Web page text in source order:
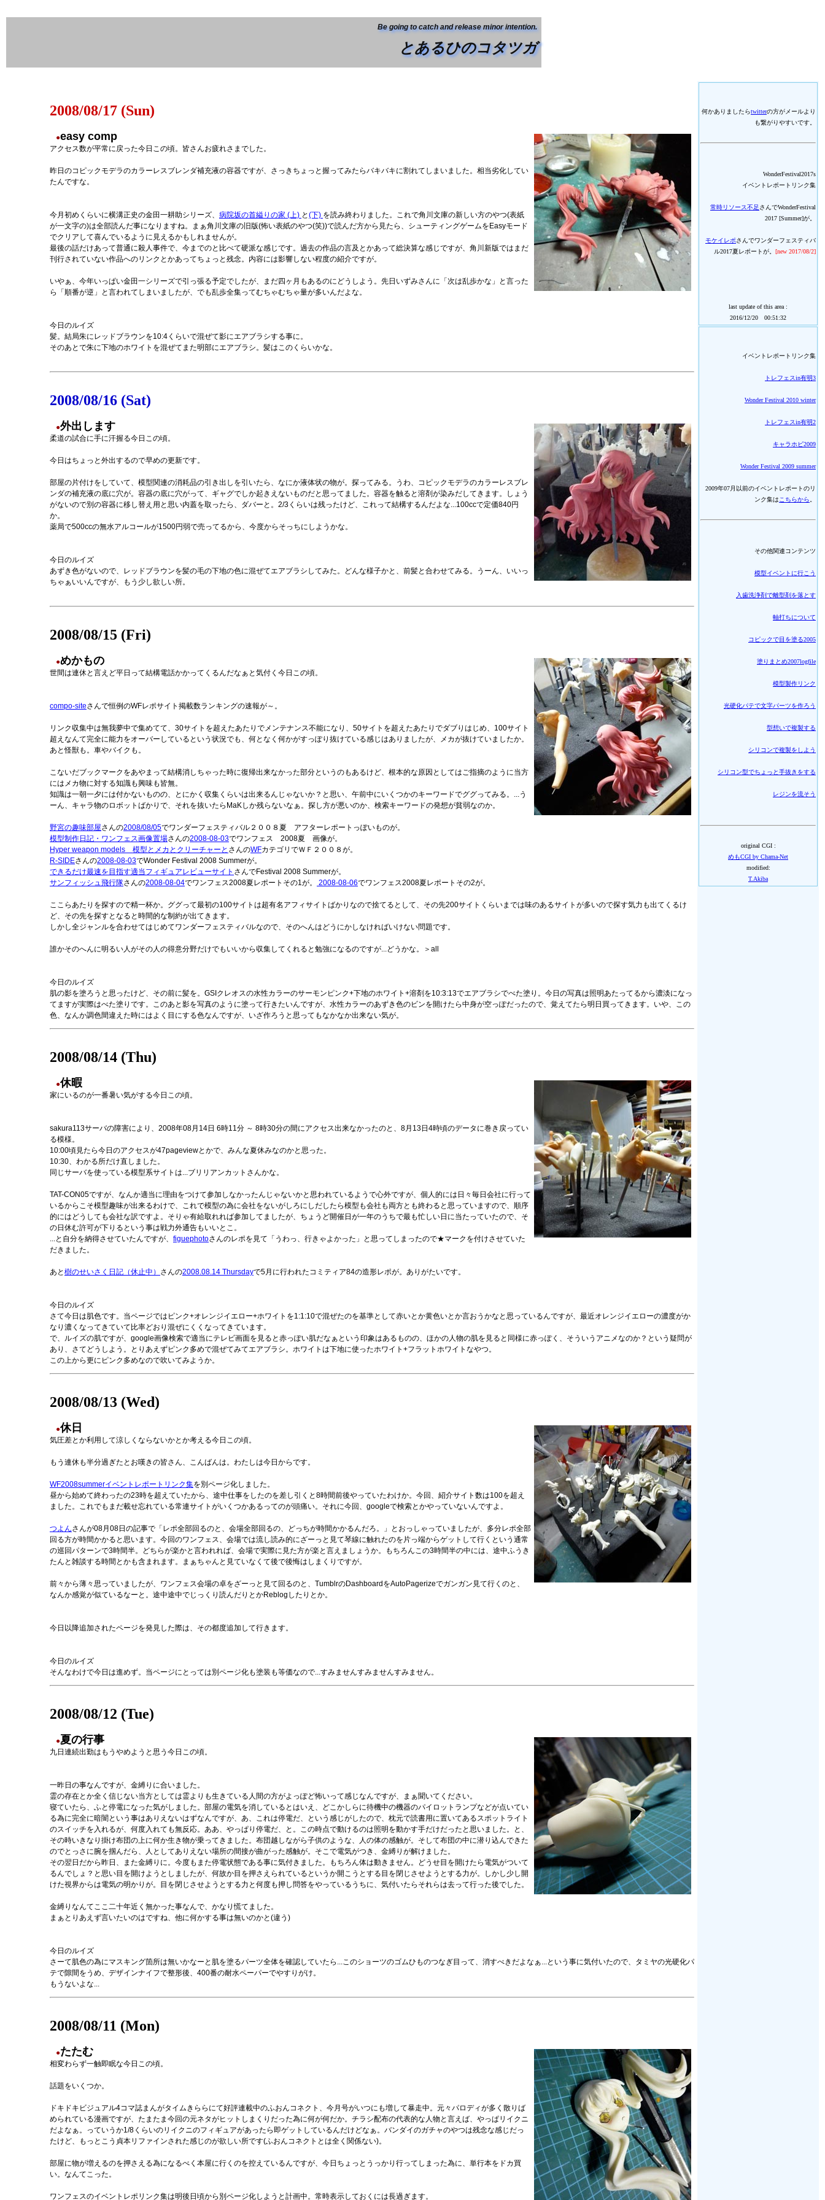
Be going to catch and release minor intention.
とあるひのコタツガ
2008/08/17 (Sun)
●easy comp
アクセス数が平常に戻った今日この頃。皆さんお疲れさまでした。
昨日のコピックモデラのカラーレスブレンダ補充液の容器ですが、さっきちょっと握ってみたらバキバキに割れてしまいました。相当劣化してい
たんですな。
今月初めくらいに横溝正史の金田一耕助シリーズ、 病院坂の首縊りの家 (上) と(下) を読み終わりました。これで角川文庫の新しい方のやつ(表紙
が一文字の)は全部読んだ事になりますね。まぁ角川文庫の旧版(怖い表紙のやつ(笑))で読んだ方から見たら、シューティングゲームをEasyモード
でクリアして喜んでいるように見えるかもしれませんが。
最後の話だけあって普通に殺人事件で、今までのと比べて硬派な感じです。過去の作品の言及とかあって総決算な感じですが、角川新版ではまだ
刊行されていない作品へのリンクとかあってちょっと残念。内容には影響しない程度の紹介ですが。
いやぁ、今年いっぱい金田一シリーズで引っ張る予定でしたが、まだ四ヶ月もあるのにどうしよう。先日いずみさんに「次は乱歩かな」と言った
ら「順番が逆」と言われてしまいましたが、でも乱歩全集ってむちゃむちゃ量が多いんだよな。
今日のルイズ
髪。結局朱にレッドブラウンを10:4くらいで混ぜて影にエアブラシする事に。
そのあとで朱に下地のホワイトを混ぜてまた明部にエアブラシ。髪はこのくらいかな。
2008/08/16 (Sat)
●外出します
柔道の試合に手に汗握る今日この頃。
今日はちょっと外出するので早めの更新です。
部屋の片付けをしていて、模型関連の消耗品の引き出しを引いたら、なにか液体状の物が。探ってみる。うわ、コピックモデラのカラーレスブレ
ンダの補充液の底に穴が。容器の底に穴がって、ギャグでしか起きえないものだと思ってました。容器を触ると溶剤が染みだしてきます。しょう
がないので別の容器に移し替え用と思い内蓋を取ったら、ダバーと。2/3くらいは残ったけど、これって結構するんだよな...100ccで定価840円
か。
薬局で500ccの無水アルコールが1500円弱で売ってるから、今度からそっちにしようかな。
今日のルイズ
あずき色がないので、レッドブラウンを髪の毛の下地の色に混ぜてエアブラシしてみた。どんな様子かと、前髪と合わせてみる。うーん、いいっ
ちゃぁいいんですが、もう少し欲しい所。
2008/08/15 (Fri)
●めかもの
世間は連休と言えど平日って結構電話かかってくるんだなぁと気付く今日この頃。
compo-siteさんで恒例のWFレポサイト掲載数ランキングの速報が～。
リンク収集中は無我夢中で集めてて、30サイトを超えたあたりでメンテナンス不能になり、50サイトを超えたあたりでダブりはじめ、100サイト
超えなんて完全に能力をオーバーしているという状況でも、何となく何かがすっぽり抜けている感じはありましたが、メカが抜けていましたか。
あと怪獣も。車やバイクも。
こないだブックマークをあやまって結構消しちゃった時に復帰出来なかった部分というのもあるけど、根本的な原因としてはご指摘のように当方
にはメカ物に対する知識も興味も皆無。
知識は一朝一夕には付かないものの、とにかく収集くらいは出来るんじゃないか？と思い、午前中にいくつかのキーワードでググってみる。...う
ーん、キャラ物のロボットばかりで、それを抜いたらMaKしか残らないなぁ。探し方が悪いのか、検索キーワードの発想が貧弱なのか。
野宮の趣味部屋さんの2008/08/05でワンダーフェスティバル２００８夏 アフターレポートっぽいものが。
模型制作日記・ワンフェス画像置場さんの2008-08-03でワンフェス 2008夏 画像が。
Hyper weapon models 模型とメカとクリーチャーと さんのWFカテゴリでＷＦ２００８が。
R-SIDEさんの2008-08-03でWonder Festival 2008 Summerが。
できるだけ最速を目指す適当フィギュアレビューサイト さんでFestival 2008 Summerが。
サンフィッシュ飛行隊さんの2008-08-04でワンフェス2008夏レポートその1が。 2008-08-06でワンフェス2008夏レポートその2が。
ここらあたりを探すので精一杯か。ググって最初の100サイトは超有名アフィサイトばかりなので捨てるとして、その先200サイトくらいまでは味のあるサイトが多いので探す気力も出てくるけ
ど、その先を探すとなると時間的な制約が出てきます。
しかし全ジャンルを合わせてはじめてワンダーフェスティバルなので、そのへんはどうにかしなければいけない問題です。
誰かそのへんに明るい人がその人の得意分野だけでもいいから収集してくれると勉強になるのですが...どうかな。＞all
今日のルイズ
肌の影を塗ろうと思ったけど、その前に髪を。GSIクレオスの水性カラーのサーモンピンク+下地のホワイト+溶剤を10:3:13でエアブラシでべた塗り。今日の写真は照明あたってるから濃淡になっ
てますが実際はべた塗りです。このあと影を写真のように塗って行きたいんですが、水性カラーのあずき色のビンを開けたら中身が空っぽだったので、覚えてたら明日買ってきます。いや、この
色、なんか調色間違えた時にはよく目にする色なんですが、いざ作ろうと思ってもなかなか出来ない気が。
2008/08/14 (Thu)
●休暇
家にいるのが一番暑い気がする今日この頃。
sakura113サーバの障害により、2008年08月14日 6時11分 ～ 8時30分の間にアクセス出来なかったのと、8月13日4時頃のデータに巻き戻ってい
る模様。
10:00頃見たら今日のアクセスが47pageviewとかで、みんな夏休みなのかと思った。
10:30、わかる所だけ直しました。
同じサーバを使っている模型系サイトは...ブリリアンカットさんかな。
TAT-CON05ですが、なんか適当に理由をつけて参加しなかったんじゃないかと思われているようで心外ですが、個人的には日々毎日会社に行って
いるからこそ模型趣味が出来るわけで、これで模型の為に会社をないがしろにしだしたら模型も会社も両方とも終わると思っていますので、順序
的にはどうしても会社な訳ですよ。そりゃ有給取れれば参加してましたが、ちょうど開催日が一年のうちで最も忙しい日に当たっていたので、そ
の日休む許可が下りるという事は戦力外通告もいいとこ。
...と自分を納得させていたんですが、 figuephotoさんのレポを見て「うわっ、行きゃよかった」と思ってしまったので★マークを付けさせていた
だきました。
あと樹のせいさく日記（休止中） さんの2008.08.14 Thursdayで5月に行われたコミティア84の造形レポが。ありがたいです。
今日のルイズ
さて今日は肌色です。当ページではピンク+オレンジイエロー+ホワイトを1:1:10で混ぜたのを基準として赤いとか黄色いとか言おうかなと思っているんですが、最近オレンジイエローの濃度がか
なり濃くなってきていて比率どおり混ぜにくくなってきています。
で、ルイズの肌ですが、google画像検索で適当にテレビ画面を見ると赤っぽい肌だなぁという印象はあるものの、ほかの人物の肌を見ると同様に赤っぽく、そういうアニメなのか？という疑問が
あり、さてどうしよう。とりあえずピンク多めで混ぜてみてエアブラシ。ホワイトは下地に使ったホワイト+フラットホワイトなやつ。
この上から更にピンク多めなので吹いてみようか。
2008/08/13 (Wed)
●休日
気圧差とか利用して涼しくならないかとか考える今日この頃。
もう連休も半分過ぎたとお嘆きの皆さん、こんばんは。わたしは今日からです。
WF2008summerイベントレポートリンク集を別ページ化しました。
昼から始めて終わったの23時を超えていたから、途中仕事をしたのを差し引くと8時間前後やっていたわけか。今回、紹介サイト数は100を超え
ました。これでもまだ載せ忘れている常連サイトがいくつかあるってのが頭痛い。それに今回、googleで検索とかやっていないんですよ。
つよんさんが08月08日の記事で「レポ全部回るのと、会場全部回るの、どっちが時間かかるんだろ。」とおっしゃっていましたが、多分レポ全部
回る方が時間かかると思います。今回のワンフェス、会場では流し読み的にざーっと見て琴線に触れたのを片っ端からゲットして行くという通常
の巡回パターンで3時間半。どちらが楽かと言われれば、会場で実際に見た方が楽と言えましょうか。もちろんこの3時間半の中には、途中ふうき
たんと雑談する時間とかも含まれます。まぁちゃんと見ていなくて後で後悔はしまくりですが。
前々から薄々思っていましたが、ワンフェス会場の卓をざーっと見て回るのと、TumblrのDashboardをAutoPagerizeでガンガン見て行くのと、
なんか感覚が似ているなーと。途中途中でじっくり読んだりとかReblogしたりとか。
今日以降追加されたページを発見した際は、その都度追加して行きます。
今日のルイズ
そんなわけで今日は進めず。当ページにとっては別ページ化も塗装も等価なので...すみませんすみませんすみません。
2008/08/12 (Tue)
●夏の行事
九日連続出勤はもうやめようと思う今日この頃。
一昨日の事なんですが、金縛りに合いました。
霊の存在とか全く信じない当方としては霊よりも生きている人間の方がよっぽど怖いって感じなんですが、まぁ聞いてください。
寝ていたら、ふと停電になった気がしました。部屋の電気を消しているとはいえ、どこかしらに待機中の機器のパイロットランプなどが点いてい
る為に完全に暗闇という事はありえないはずなんですが、あ、これは停電だ、という感じがしたので、枕元で読書用に置いてあるスポットライト
のスイッチを入れるが、何度入れても無反応。ああ、やっぱり停電だ、と。この時点で動けるのは照明を動かす手だけだったと思いました。と、
その時いきなり掛け布団の上に何か生き物が乗ってきました。布団越しながら子供のような、人の体の感触が。そして布団の中に潜り込んできた
のでとっさに腕を掴んだら、人としてありえない場所の間接が曲がった感触が。そこで電気がつき、金縛りが解けました。
その翌日だから昨日、また金縛りに。今度もまた停電状態である事に気付きました。もちろん体は動きません。どうせ目を開けたら電気がついて
るんでしょ？と思い目を開けようとしましたが、何故か目を押さえられているというか開こうとする目を閉じさせようとする力が。しかし少し開
けた視界からは電気の明かりが。目を閉じさせようとする力と何度も押し問答をやっているうちに、気付いたらそれらは去って行った後でした。
金縛りなんてここ二十年近く無かった事なんで、かなり慌てました。
まぁとりあえず言いたいのはですね、他に何かする事は無いのかと(違う)
今日のルイズ
さーて肌色の為にマスキング箇所は無いかなーと肌を塗るパーツ全体を確認していたら...このショーツのゴムひものつなぎ目って、消すべきだよなぁ...という事に気付いたので、タミヤの光硬化パ
テで隙間をうめ、デザインナイフで整形後、400番の耐水ペーパーでやすりがけ。
もうないよな...
2008/08/11 (Mon)
●たたむ
相変わらず一触即眠な今日この頃。
話題をいくつか。
ドキドキビジュアル4コマ誌まんがタイムきららにて好評連載中のふおんコネクト、今月号がいつにも増して暴走中。元々パロディが多く散りば
められている漫画ですが、たまたま今回の元ネタがヒットしまくりだった為に何が何だか。チラシ配布の代表的な人物と言えば、やっぱリイクニ
だよなぁ。っていうか1/8くらいのリイクニのフィギュアがあったら即ゲットしているんだけどなぁ。バンダイのガチャのやつは残念な感じだっ
たけど、もっとこう貞本リファインされた感じのが欲しい所です(ふおんコネクトとは全く関係ない)。
部屋に物が増えるのを押さえる為になるべく本屋に行くのを控えているんですが、今日ちょっとうっかり行ってしまった為に、単行本をドカ買
い。なんてこった。
ワンフェスのイベントレポリンク集は明後日頃から別ページ化しようと計画中。常時表示しておくには長過ぎます。
何かありましたらtwitterの方がメールより
も繋がりやすいです。
WonderFestival2017s
イベントレポートリンク集
常時リソース不足さんでWonderFestival
2017 [Summer]が。
モケイレポさんでワンダーフェスティバ
ル2017夏レポートが。 [new 2017/08/2]
last update of this area :
2016/12/20 00:51:32
イベントレポートリンク集
トレフェスin有明3
Wonder Festival 2010 winter
トレフェスin有明2
キャラホビ2009
Wonder Festival 2009 summer
2009年07月以前のイベントレポートのリ
ンク集は こちらから
その他関連コンテンツ
模型イベントに行こう
入歯洗浄剤で離型剤を落とす
軸打ちについて
コピックで目を塗る2005
塗りまとめ2007logfile
模型製作リンク
光硬化パテで文字パーツを作ろう
型想いで複製する
シリコンで複製をしよう
シリコン型でちょっと手抜きをする
レジンを流そう
original CGI :
めもCGI by Chama-Net
modified:
T.Akiba